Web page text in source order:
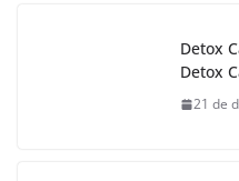
Detox
Detox
21 de